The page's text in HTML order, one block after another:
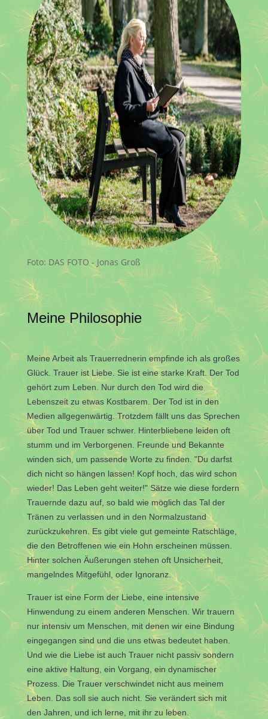
Foto:DAS FOTO - Jonas Groß
Meine Philosophie
Meine Arbeit als Trauerrednerin empfinde ich als großes
Glück. Trauer ist Liebe. Sie ist eine starke Kraft. Der Tod
gehört zum Leben. Nur durch den Tod wird die
Lebenszeit zu etwas Kostbarem. Der Tod ist in den
Medien allgegenwärtig. Trotzdem fällt uns das Sprechen
über Tod und Trauer schwer. Hinterbliebene leiden oft
stumm und im Verborgenen. Freunde und Bekannte
winden sich, um passende Worte zu finden. "Du darfst
dich nicht so hängen lassen! Kopf hoch, das wird schon
wieder! Das Leben geht weiter!" Sätze wie diese fordern
Trauernde dazu auf, so bald wie möglich das Tal der
Tränen zu verlassen und in den Normalzustand
zurückzukehren. Es gibt viele gut gemeinte Ratschläge,
die den Betroffenen wie ein Hohn erscheinen müssen.
Hinter solchen Äußerungen stehen oft Unsicherheit,
mangelndes Mitgefühl, oder Ignoranz.
Trauer ist eine Form der Liebe, eine intensive
Hinwendung zu einem anderen Menschen. Wir trauern
nur intensiv um Menschen, mit denen wir eine Bindung
eingegangen sind und die uns etwas bedeutet haben.
Und wie die Liebe ist auch Trauer nicht passiv sondern
eine aktive Haltung, ein Vorgang, ein dynamischer
Prozess. Die Trauer verschwindet nicht aus meinem
Leben. Das soll sie auch nicht. Sie verändert sich mit
den Jahren, und ich lerne, mit ihr zu leben.